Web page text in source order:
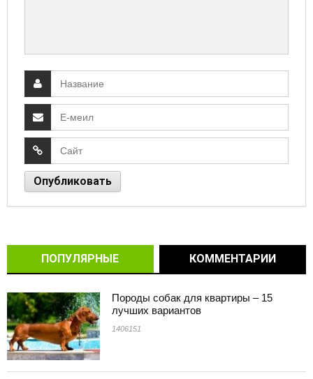
ПОПУЛЯРНЫЕ КОММЕНТАРИИ
Породы собак для квартиры – 15
лучших вариантов
1406151